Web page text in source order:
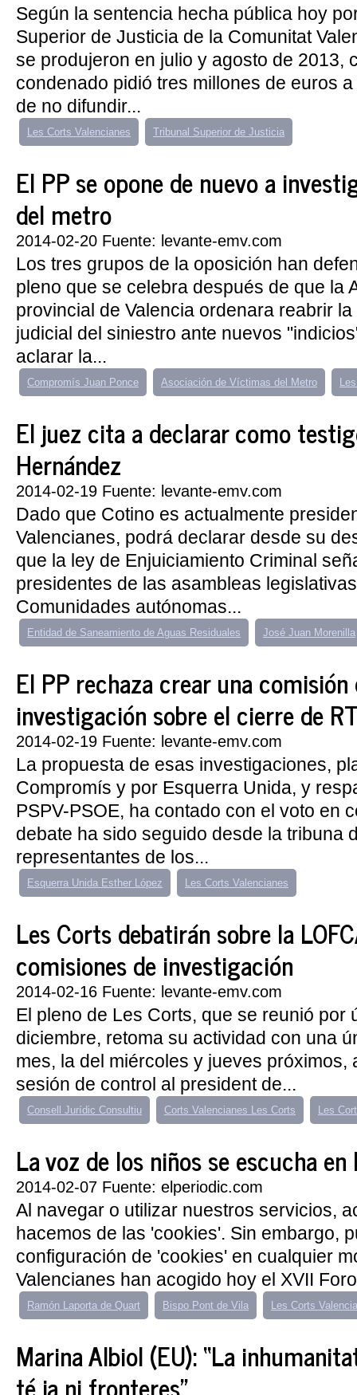
Según la sentencia hecha pública hoy
Superior de Justicia de la Comunitat
se produjeron en julio y agosto de 2013,
condenado pidió tres millones de euros
de no difundir...
Les Corts Valencianes Tribunal Superior de Justicia
El PP se opone de nuevo a
del metro
2014-02-20 Fuente: levante-emv.com
Los tres grupos de la oposición han
pleno que se celebra después de que la
provincial de Valencia ordenara reabrir
judicial del siniestro ante nuevos
aclarar la...
Compromís Juan Ponce Asociación de Víctimas del Metro
El juez cita a declarar como
Hernández
2014-02-19 Fuente: levante-emv.com
Dado que Cotino es actualmente
Valencianes, podrá declarar desde su
que la ley de Enjuiciamiento Criminal
presidentes de las asambleas
Comunidades autónomas...
Entidad de Saneamiento de Aguas Residuales José Juan Morenilla
El PP rechaza crear una comisión
investigación sobre el cierre de
2014-02-19 Fuente: levante-emv.com
La propuesta de esas investigaciones,
Compromís y por Esquerra Unida, y
PSPV-PSOE, ha contado con el voto en
debate ha sido seguido desde la tribuna
representantes de los...
Esquerra Unida Esther López Les Corts Valencianes
Les Corts debatirán sobre la
comisiones de investigación
2014-02-16 Fuente: levante-emv.com
El pleno de Les Corts, que se reunió por
diciembre, retoma su actividad con una
mes, la del miércoles y jueves próximos,
sesión de control al president de...
Consell Jurídic Consultiu Corts Valencianes Les Corts Les
La voz de los niños se escucha
2014-02-07 Fuente: elperiodic.com
Al navegar o utilizar nuestros servicios,
hacemos de las 'cookies'. Sin embargo,
configuración de 'cookies' en cualquier
Valencianes han acogido hoy el XVII
Ramón Laporta de Quart Bispo Pont de Vila Les Corts
Marina Albiol (EU): “La